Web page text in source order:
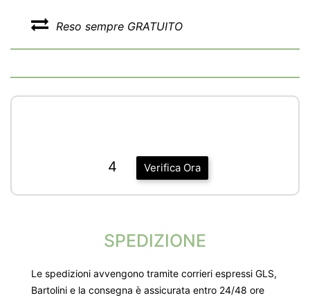
Reso sempre GRATUITO
Verifica Ora
4
SPEDIZIONE
Le spedizioni avvengono tramite corrieri espressi GLS,
Bartolini e la consegna è assicurata entro 24/48 ore